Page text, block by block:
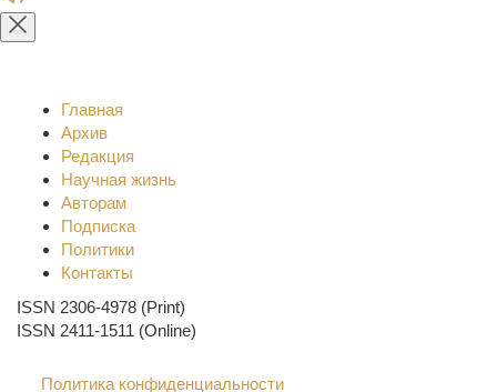
Главная
Архив
Редакция
Научная жизнь
Авторам
Подписка
Политики
Контакты
ISSN 2306-4978 (Print)
ISSN 2411-1511 (Online)
Политика конфиденциальности